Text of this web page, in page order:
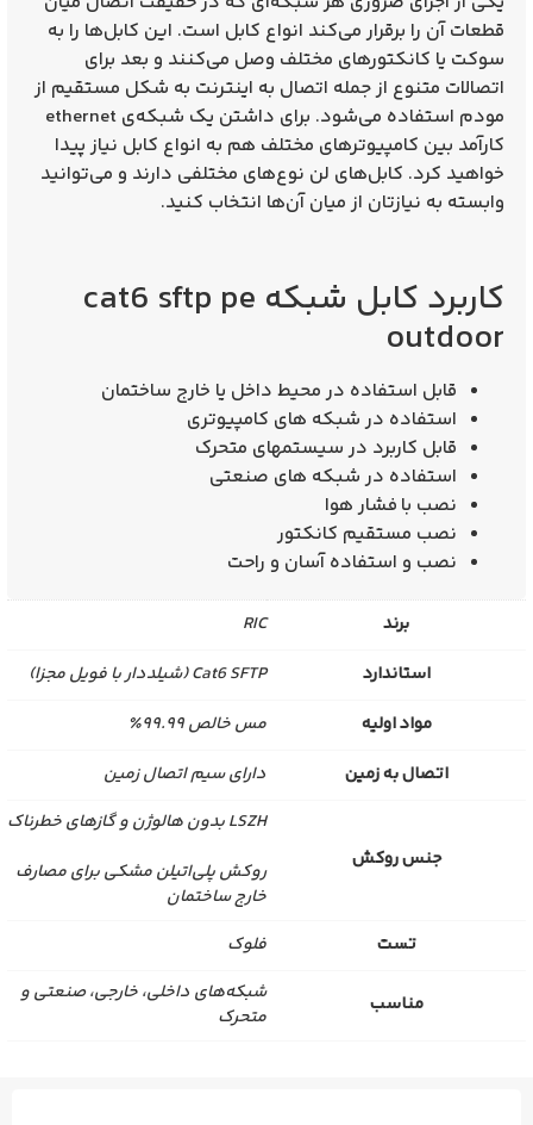
قطعات آن را برقرار می‌کند انواع کابل است. این کابل‌ها را به
سوکت یا کانکتورهای مختلف وصل می‌کنند و بعد برای
اتصالات متنوع از جمله اتصال به اینترنت به شکل مستقیم از
مودم استفاده می‌شود. برای داشتن یک شبکه‌ی ethernet
کارآمد بین کامپیوترهای مختلف هم به انواع کابل نیاز پیدا
خواهید کرد. کابل‌های لن نوع‌های مختلفی دارند و می‌توانید
وابسته به نیازتان از میان آن‌ها انتخاب کنید.
کاربرد کابل شبکه cat6 sftp pe
outdoor
قابل استفاده در محیط داخل یا خارج ساختمان
استفاده در شبکه های کامپیوتری
قابل کاربرد در سیستمهای متحرک
استفاده در شبکه های صنعتی
نصب با فشار هوا
نصب مستقیم کانکتور
نصب و استفاده آسان و راحت
برند
RIC
استاندارد
Cat6 SFTP (شیلددار با فویل مجزا)
مواد اولیه
مس خالص ۹۹.۹۹٪
اتصال به زمین
دارای سیم اتصال زمین
جنس روکش
LSZH بدون هالوژن و گازهای خطرناک
روکش پلی‌اتیلن مشکی برای مصارف
خارج ساختمان
تست
فلوک
مناسب
شبکه‌های داخلی، خارجی، صنعتی و
متحرک